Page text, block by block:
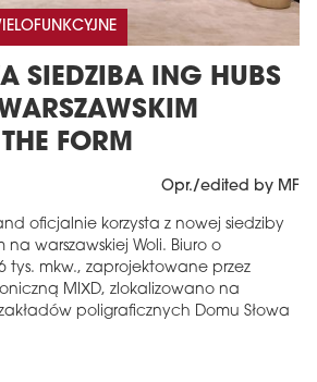
SIEDZIBA ING HUBS
FORM
Opr./edited by MF
oficjalnie korzysta z nowej siedziby
na warszawskiej Woli. Biuro o
tys. mkw., zaprojektowane przez
MIXD, zlokalizowano na
poligraficznych Domu Słowa